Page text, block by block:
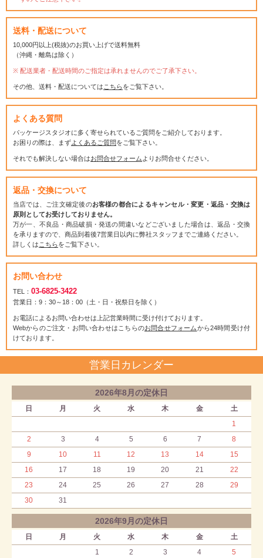
送料・配送について
10,000円以上(税抜)のお買い上げで送料無料
（沖縄・離島は除く）
配送業者・配送時間のご指定は承れませんのでご了承下さい。
その他、送料・配送については こちらをご覧下さい。
よくある質問
パッケージスタジオに多く寄せられているご質問をご紹介しております。
お困りの際は、まずよくあるご質問をご覧下さい。
それでも解決しない場合はお問合せフォーム よりお問合せください。
返品・交換について
当店では、ご注文確定後のお客様の都合によるキャンセル・変更・返品・交換は
原則としてお受けしておりません。
万が一、不良品・商品破損・発送の間違いなどございました場合は、返品・交換
を承りますので、商品到着後7営業日以内に弊社スタッフまでご連絡ください。
詳しくは こちらをご覧下さい。
お問い合わせ
TEL： 03-6825-3422
営業日：9：30～18：00（土・日・祝祭日を除く）
お電話によるお問い合わせは上記営業時間に受け付けております。
Webからのご注文・お問い合わせはこちらのお問合せフォームから24時間受け付
けております。
営業日カレンダー
2026年8月の定休日
日 月 火 水 木 金
土
1
2
3 4 5 6 7
8
9
10 11 12 13 14
15
16
17 18 19 20 21
22
23
24 25 26 27 28
29
30
31
2026年9月の定休日
日 月 火 水 木 金
土
1
2 3 4
5